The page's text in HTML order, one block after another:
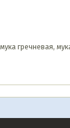
гречневая,